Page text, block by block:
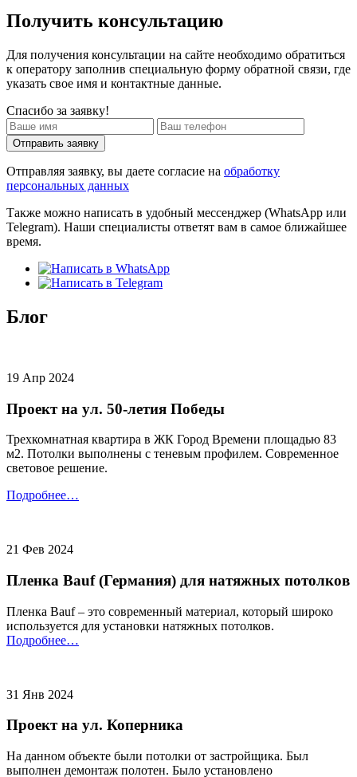
Получить консультацию
Для получения консультации на сайте необходимо обратиться
к оператору заполнив специальную форму обратной связи, где
указать свое имя и контактные данные.
Спасибо за заявку!
Отправить заявку
Отправляя заявку, вы даете согласие на обработку
персональных данных
Также можно написать в удобный мессенджер (WhatsApp или
Telegram). Наши специалисты ответят вам в самое ближайшее
время.
Блог
19 Апр 2024
Проект на ул. 50-летия Победы
Трехкомнатная квартира в ЖК Город Времени площадью 83
м2. Потолки выполнены с теневым профилем. Современное
световое решение.
Подробнее…
21 Фев 2024
Пленка Bauf (Германия) для натяжных потолков
Пленка Bauf – это современный материал, который широко
используется для установки натяжных потолков.
Подробнее…
31 Янв 2024
Проект на ул. Коперника
На данном объекте были потолки от застройщика. Был
выполнен демонтаж полотен. Было установлено